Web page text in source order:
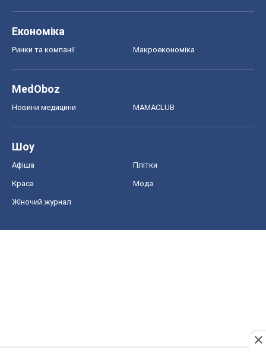
Економіка
Ринки та компанії Макроекономіка
MedOboz
Новини медицини MAMACLUB
Шоу
Афіша Плітки
Краса Мода
Жіночий журнал